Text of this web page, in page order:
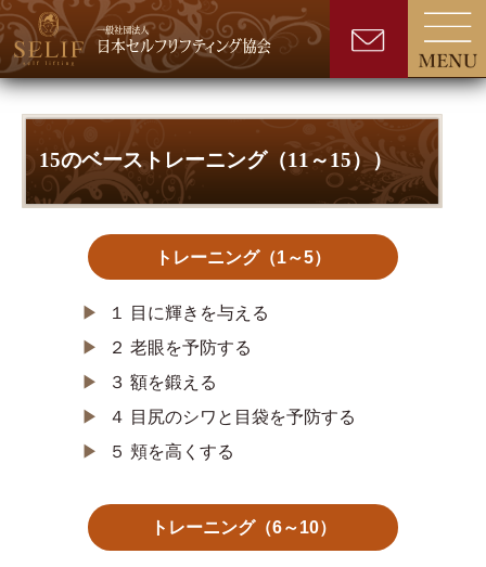
15のベーストレーニング（11～15））
トレーニング（1～5）
▶︎
１ 目に輝きを与える
▶︎
２ 老眼を予防する
▶︎
３ 額を鍛える
▶︎
４ 目尻のシワと目袋を予防する
▶︎
５ 頬を高くする
トレーニング（6～10）